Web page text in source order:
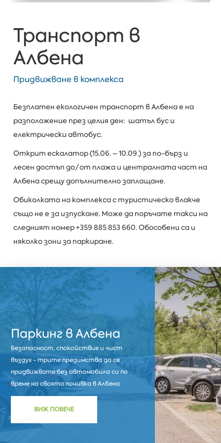
Транспорт в
Албена
Придвижване в комплекса
Безплатен екологичен транспорт в Албена е на
разположение през целия ден: шатъл бус и
електрически автобус.
Открит ескалатор (15.06. – 10.09.) за по-бърз и
лесен достъп до/от плажа и централната част на
Албена срещу допълнително заплащане.
Обиколката на комплекса с туристическо влакче
също не е за изпускане. Може да поръчате такси на
следният номер +359 885 853 660. Обособени са и
няколко зони за паркиране.
Паркинг в Албена
Безопасност, спокойствие и чист
въздух - трите предимства да се
придвижвате без автомобила си по
време на своята почивка в Албена
ВИЖ ПОВЕЧЕ